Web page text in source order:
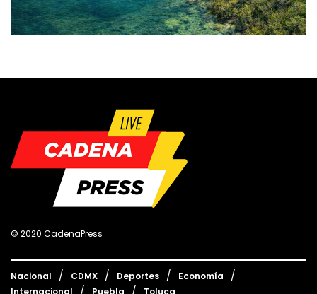
© 2020 CadenaPress
Nacional CDMX Deportes
Economía
Internacional
Puebla Toluca